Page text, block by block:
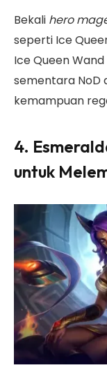
Bekali hero
seperti Ice
Ice Queen
sementara NoD
kemampuan
4.
untuk